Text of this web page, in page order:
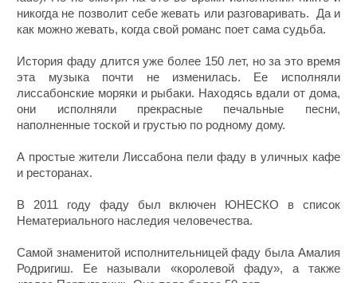
никогда не позволит себе жевать или разговаривать. Да и
как можно жевать, когда свой романс поет сама судьба.
История фаду длится уже более 150 лет, но за это время
эта музыка почти не изменилась. Ее исполняли
лиссабонские моряки и рыбаки. Находясь вдали от дома,
они исполняли прекрасные печальные песни,
наполненные тоской и грустью по родному дому.
А простые жители Лиссабона пели фаду в уличных кафе
и ресторанах.
В 2011 году фаду был включен ЮНЕСКО в список
Нематериального наследия человечества.
Самой знаменитой исполнительницей фаду была Амалия
Родригиш. Ее называли «королевой фаду», а также